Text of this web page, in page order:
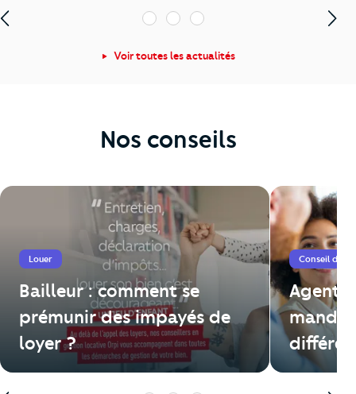
1 2 3
Voir toutes les actualités
Nos conseils
Louer
Bailleur : comment se
prémunir des impayés de
loyer ?
Conseil de
Agent